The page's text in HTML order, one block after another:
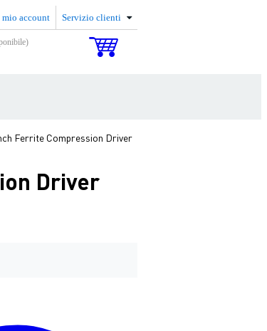
account Servizio clienti
Ferrite Compression Driver
Driver